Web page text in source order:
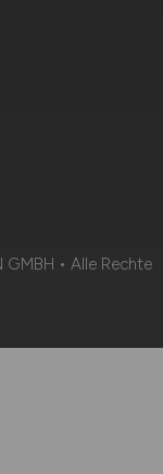
GMBH • Alle Rechte